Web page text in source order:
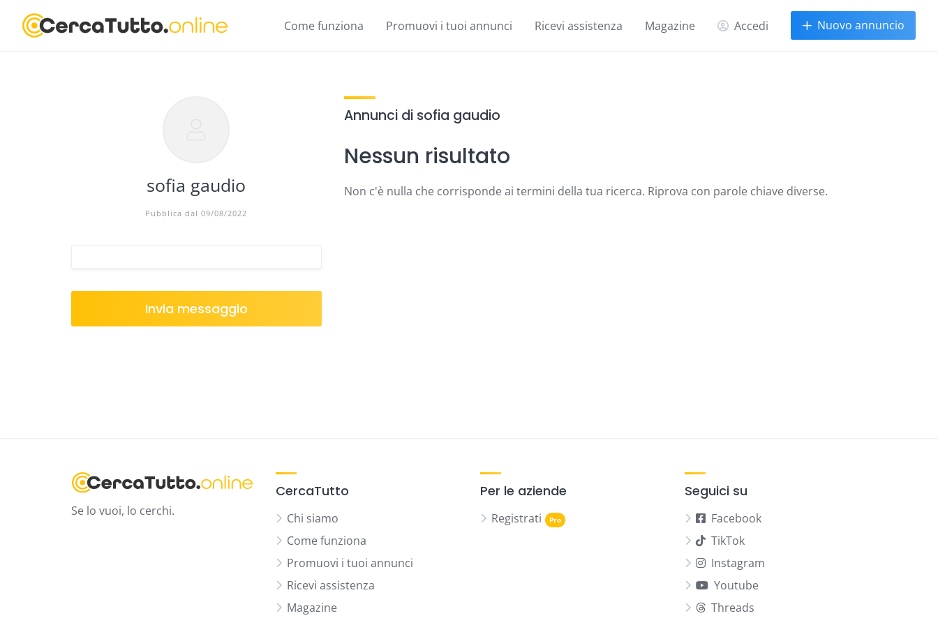
content
Come funziona Promuovi i tuoi annunci Ricevi assistenza Magazine Accedi Nuovo annuncio
sofia gaudio
Pubblica dal 09/08/2022
Invia messaggio
Annunci di sofia gaudio
Nessun risultato
Non c'è nulla che corrisponde ai termini della tua ricerca. Riprova con parole chiave diverse.
Se lo vuoi, lo cerchi.
CercaTutto
Chi siamo
Come funziona
Promuovi i tuoi annunci
Ricevi assistenza
Magazine
Per le aziende
Registrati
Seguici su
Facebook
TikTok
Instagram
Youtube
Threads